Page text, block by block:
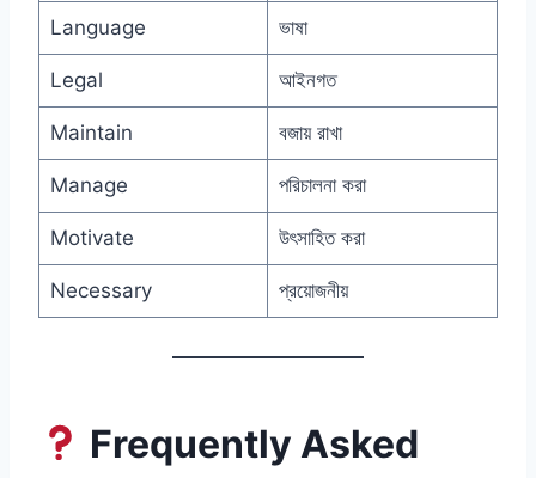
Language ভাষা
Legal আইনগত
Maintain বজায় রাখা
Manage পরিচালনা করা
Motivate উৎসাহিত করা
Necessary প্রয়োজনীয়
Frequently Asked